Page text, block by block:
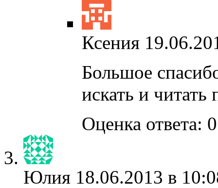
Ксения
Большое
искать и читать
Оценка ответа:
Юлия 18.06.2013 в